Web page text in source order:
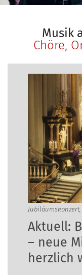
Musik
Chöre,
Aktuell:
– neue
herzlich